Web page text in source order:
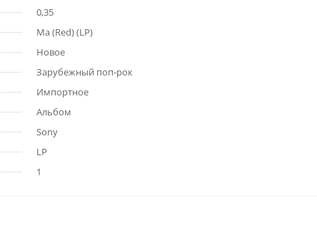
0,35
Ma (Red) (LP)
Новое
Зарубежный поп-рок
Импортное
Альбом
Sony
LP
1